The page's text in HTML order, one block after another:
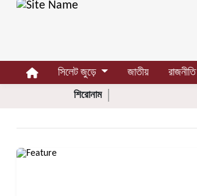
জুড়ে
সিলেট
জাতীয়
সিলেট জুড়ে জাতীয় রাজনীতি
শিরোনাম